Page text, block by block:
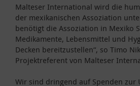
Malteser International wird die
der mexikanischen Assoziation
benötigt die Assoziation in Mexiko
Medikamente, Lebensmittel und
Decken bereitzustellen“, so Timo
Projektreferent von Malteser
Wir sind dringend auf Spenden zur